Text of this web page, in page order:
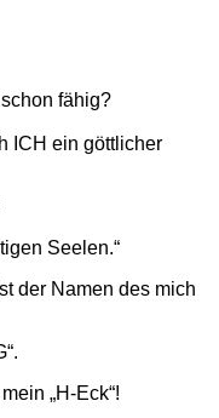
fähig?
ICH ein göttlicher
Seelen.“
der Namen des mich
.
„H-Eck“!